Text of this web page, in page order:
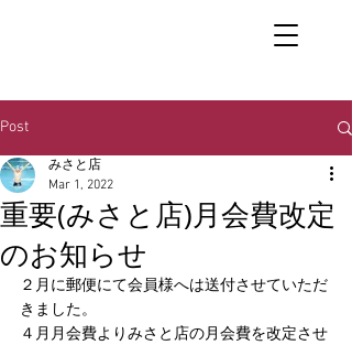
Post
重要(みさと店)月会費改定
のお知らせ
みさと店
Mar 1, 2022
２月に郵便にて会員様へは送付させていただ
きました。
４月月会費よりみさと店の月会費を改定させ